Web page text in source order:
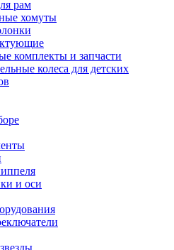
рам
хомуты
комплекты и запчасти
колеса для детских
и оси